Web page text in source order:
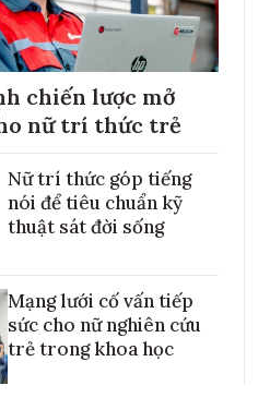
chiến lược mở
nữ trí thức trẻ
Nữ trí thức góp tiếng
nói để tiêu chuẩn kỹ
thuật sát đời sống
Mạng lưới cố vấn tiếp
sức cho nữ nghiên cứu
trẻ trong khoa học